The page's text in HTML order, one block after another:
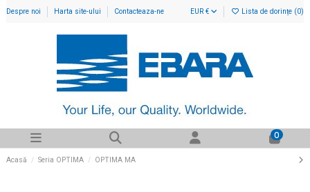
Despre noi Harta site-ului Contacteaza-ne EUR € Lista de dorințe (0)
0
Acasă Seria OPTIMA OPTIMA MA